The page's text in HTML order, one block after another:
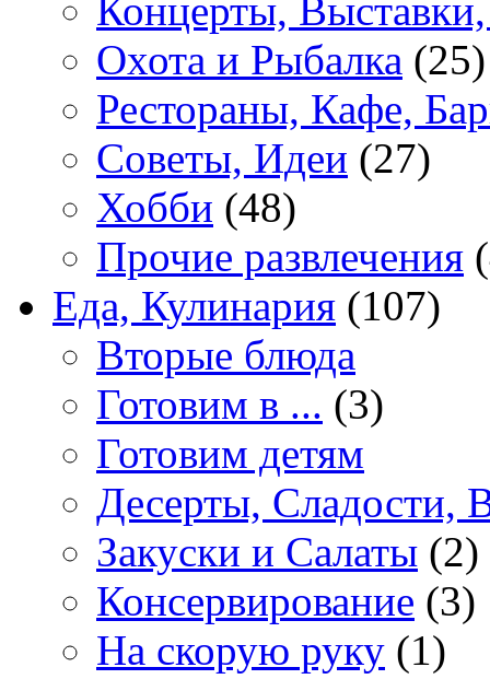
Концерты,
Охота и Рыбалка (25)
Рестораны, Кафе,
Советы, Идеи (27)
Хобби (48)
Прочие развлечения
Еда, Кулинария (107)
Вторые блюда
Готовим в ... (3)
Готовим детям
Десерты, Сладости,
Закуски и Салаты (2)
Консервирование (3)
На скорую руку (1)